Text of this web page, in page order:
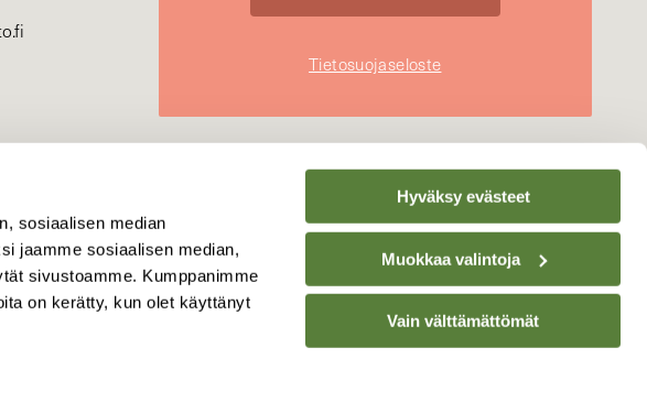
sosiaalisen median
jaamme sosiaalisen median,
sivustoamme. Kumppanimme
on kerätty, kun olet käyttänyt
Hyväksy evästeet
Muokkaa valintoja
Vain välttämättömät
Tietosuojaseloste